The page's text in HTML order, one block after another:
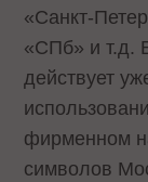
«Санкт-
«СПб» и т.д.
действует
фирменном
символов